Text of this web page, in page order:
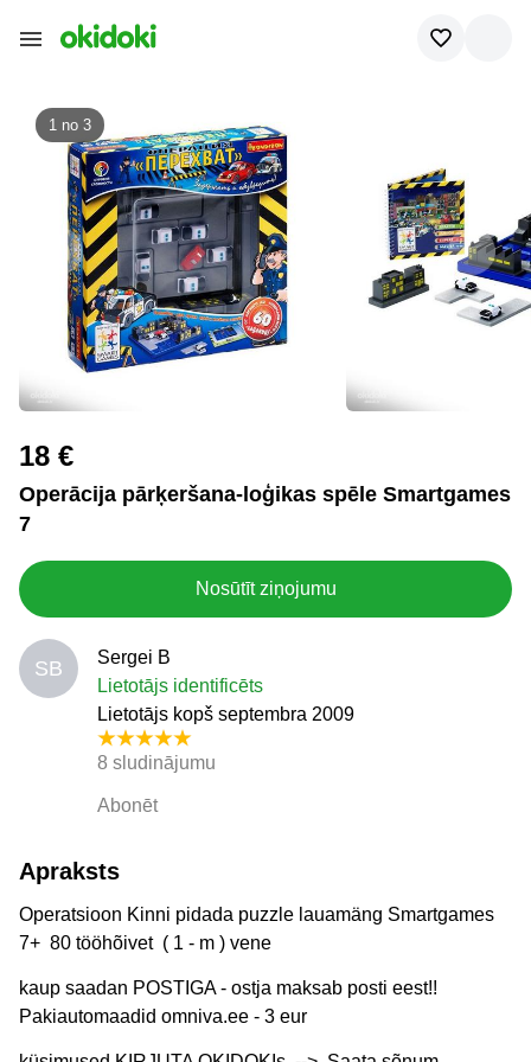
1 no 3
18 €
Operācija pārķeršana-loģikas spēle Smartgames
7
Nosūtīt ziņojumu
SB
Sergei B
Lietotājs identificēts
Lietotājs kopš septembra 2009
8 sludinājumu
Abonēt
Apraksts
Operatsioon Kinni pidada puzzle lauamäng Smartgames
7+ 80 tööhõivet ( 1 - m ) vene
kaup saadan POSTIGA - ostja maksab posti eest!!
Pakiautomaadid omniva.ee - 3 eur